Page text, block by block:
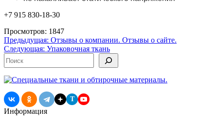
+7 915 830-18-30
Просмотров: 1847
Навигация
по
записям
Предыдущая: Отзывы о компании. Отзывы о сайте.
Следующая: Упаковочная ткань
Поиск
T
Информация